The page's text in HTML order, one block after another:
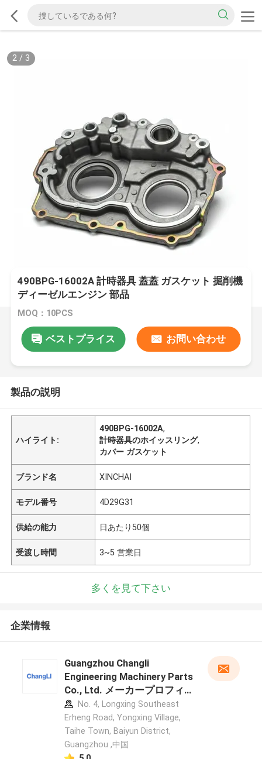
2/ 3
490BPG-16002A 計時器具 蓋蓋 ガスケット 掘削機
ディーゼルエンジン 部品
MOQ：10PCS
ベストプライス お問い合わせ
製品の説明
ハイライト:
490BPG-16002A,
計時器具のホイッスリング,
カバー ガスケット
ブランド名 XINCHAI
モデル番号 4D29G31
供給の能力 日あたり50個
受渡し時間 3~5 営業日
多くを見て下さい
企業情報
Guangzhou Changli
Engineering Machinery Parts
Co., Ltd. メーカープロフィ
ールNo. 4, Longxing Southeast
Erheng Road, Yongxing Village,
Taihe Town, Baiyun District,
Guangzhou ,中国